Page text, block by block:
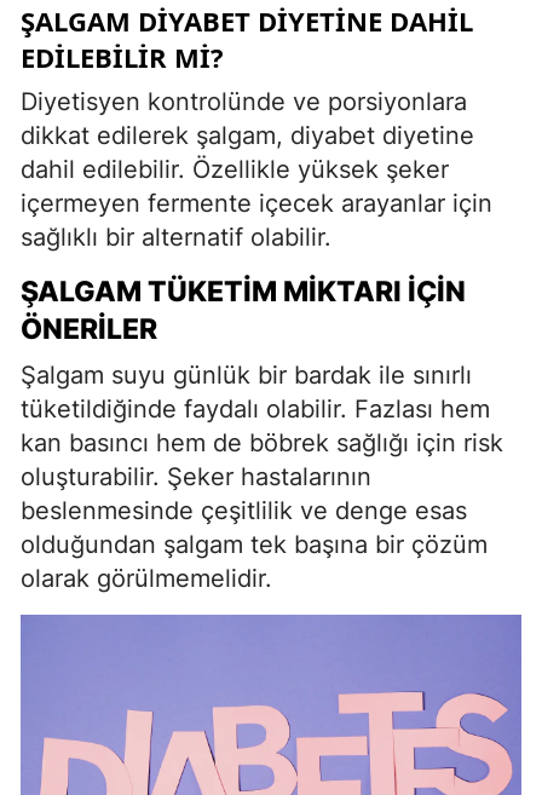
ŞALGAM DIYABET DIYETINE DAHIL
EDILEBILIR MI?
Diyetisyen kontrolünde ve porsiyonlara
dikkat edilerek şalgam, diyabet diyetine
dahil edilebilir. Özellikle yüksek şeker
içermeyen fermente içecek arayanlar için
sağlıklı bir alternatif olabilir.
ŞALGAM TÜKETIM MIKTARI İÇIN
ÖNERILER
Şalgam suyu günlük bir bardak ile sınırlı
tüketildiğinde faydalı olabilir. Fazlası hem
kan basıncı hem de böbrek sağlığı için risk
oluşturabilir. Şeker hastalarının
beslenmesinde çeşitlilik ve denge esas
olduğundan şalgam tek başına bir çözüm
olarak görülmemelidir.